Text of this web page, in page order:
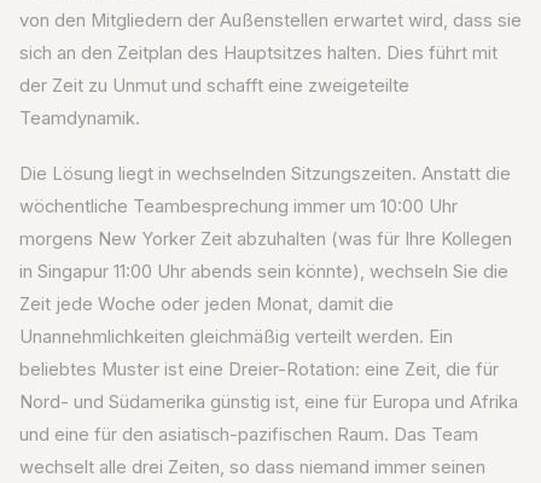
von den Mitgliedern der Außenstellen erwartet wird, dass sie
sich an den Zeitplan des Hauptsitzes halten. Dies führt mit
der Zeit zu Unmut und schafft eine zweigeteilte
Teamdynamik.
Die Lösung liegt in wechselnden Sitzungszeiten. Anstatt die
wöchentliche Teambesprechung immer um 10:00 Uhr
morgens New Yorker Zeit abzuhalten (was für Ihre Kollegen
in Singapur 11:00 Uhr abends sein könnte), wechseln Sie die
Zeit jede Woche oder jeden Monat, damit die
Unannehmlichkeiten gleichmäßig verteilt werden. Ein
beliebtes Muster ist eine Dreier-Rotation: eine Zeit, die für
Nord- und Südamerika günstig ist, eine für Europa und Afrika
und eine für den asiatisch-pazifischen Raum. Das Team
wechselt alle drei Zeiten, so dass niemand immer seinen